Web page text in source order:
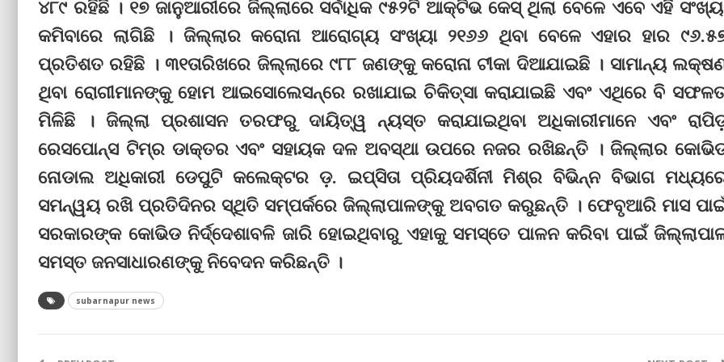
୪୮୯ ରହିଛି । ୧୭ ଜାନୁଆରୀରେ ଜିଲ୍ଲାରେ ସର୍ବାଧିକ ୯୫୨ଟି ଆକ୍ଟିଭ କେସ୍‌ ଥିଲା ବେଳେ ଏବେ ଏହି
କମିବାରେ ଲାଗିଛି । ଜିଲ୍ଲାର କରୋନା ଆରୋଗ୍ୟ ସଂଖ୍ୟା ୨୧୬୬ ଥିବା ବେଳେ ଏହାର ହାର
ପ୍ରତିଶତ ରହିଛି । ୩୧ତାରିଖରେ ଜିଲ୍ଲାରେ ୯୮୮ ଜଣଙ୍କୁ କରୋନା ଟୀକା ଦିଆଯାଇଛି । ସାମାନ୍ୟ
ଥିବା ରୋଗୀମାନଙ୍କୁ ହୋମ ଆଇସୋଲେସନ୍‌ରେ ରଖାଯାଇ ଚିକିତ୍ସା କରାଯାଇଛି ଏବଂ ଏଥିରେ ବି
ମିଳିଛି । ଜିଲ୍ଲା ପ୍ରଶାସନ ତରଫରୁ ଦାୟିତ୍ୱ ନ୍ୟସ୍ତ କରାଯାଇଥିବା ଅଧିକାରୀମାନେ ଏବଂ
ରେସପୋନ୍ସ ଟିମ୍‌ର ଡାକ୍ତର ଏବଂ ସହାୟକ ଦଳ ଅବସ୍ଥା ଉପରେ ନଜର ରଖିଛନ୍ତି । ଜିଲ୍ଲାର
ନୋଡାଲ ଅଧିକାରୀ ଡେପୁଟି କଲେକ୍ଟର ଡ଼. ଇପ୍ସିତା ପ୍ରିୟଦର୍ଶିନୀ ମିଶ୍ର ବିଭିନ୍ନ ବିଭାଗ
ସମନ୍ୱୟ ରଖି ପ୍ରତିଦିନର ସ୍ଥିତି ସମ୍ପର୍କରେ ଜିଲ୍ଲାପାଳଙ୍କୁ ଅବଗତ କରୁଛନ୍ତି । ଫେବୃଆରି ମାସ
ସରକାରଙ୍କ କୋଭିଡ ନିର୍ଦ୍ଦେଶାବଳି ଜାରି ହୋଇଥିବାରୁ ଏହାକୁ ସମସ୍ତେ ପାଳନ କରିବା ପାଇଁ
ସମସ୍ତ ଜନସାଧାରଣଙ୍କୁ ନିବେଦନ କରିଛନ୍ତି ।
subarnapur news